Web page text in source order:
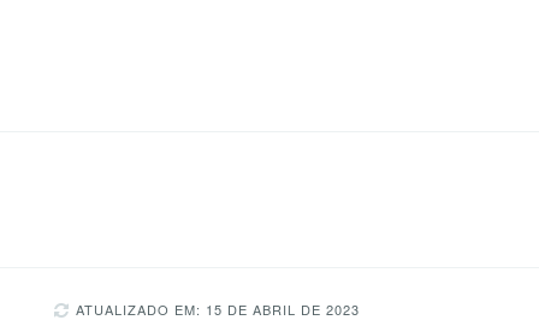
ATUALIZADO EM: 15 DE ABRIL DE 2023